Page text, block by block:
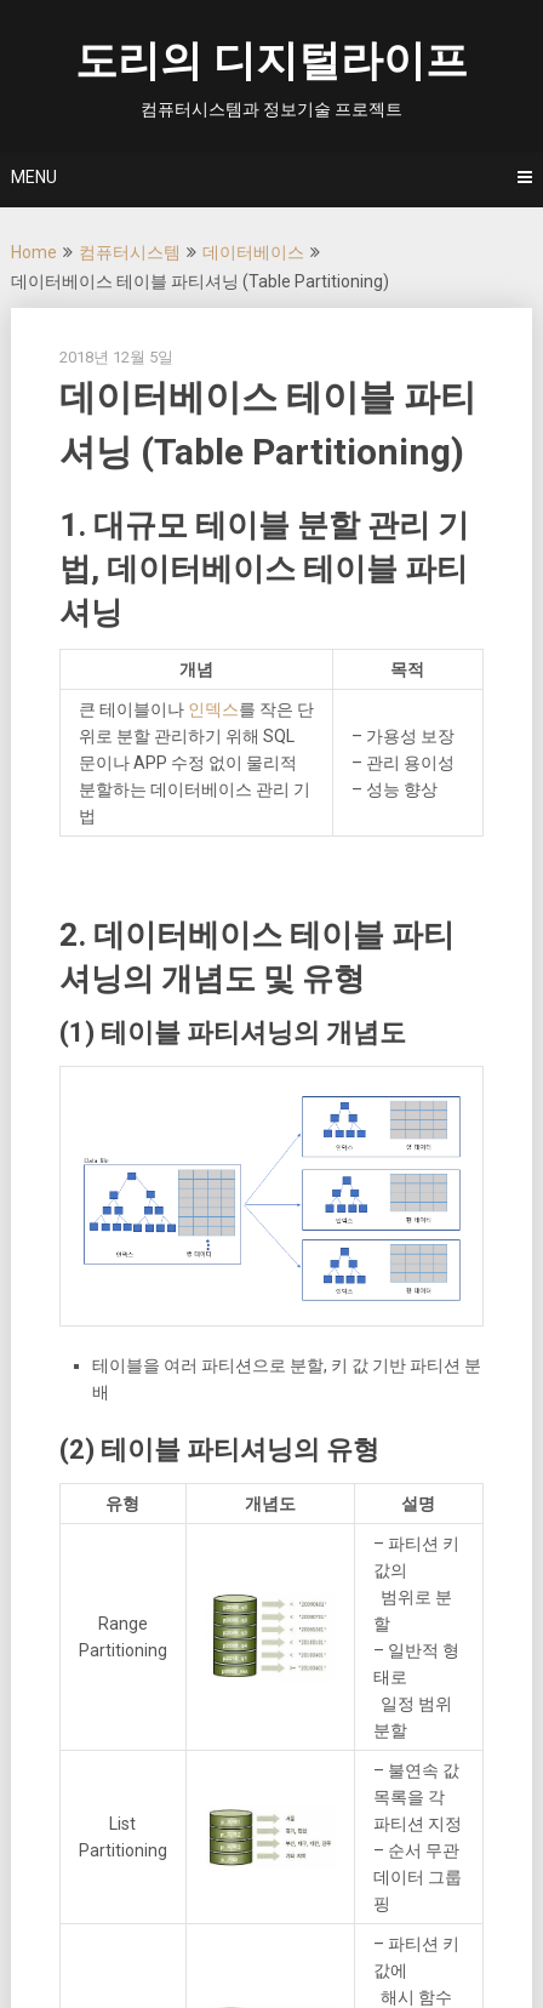
도리의 디지털라이프
컴퓨터시스템과 정보기술 프로젝트
MENU
Home 컴퓨터시스템
데이터베이스
데이터베이스 테이블 파티셔닝 (Table Partitioning)
2018년 12월 5일
데이터베이스 테이블 파티
셔닝 (Table Partitioning)
1. 대규모 테이블 분할 관리 기
법, 데이터베이스 테이블 파티
셔닝
개념 목적
큰 테이블이나 인덱스를 작은 단
위로 분할 관리하기 위해 SQL
문이나 APP 수정 없이 물리적
분할하는 데이터베이스 관리 기
법
– 가용성 보장
– 관리 용이성
– 성능 향상
2. 데이터베이스 테이블 파티
셔닝의 개념도 및 유형
(1) 테이블 파티셔닝의 개념도
테이블을 여러 파티션으로 분할, 키 값 기반 파티션 분
배
(2) 테이블 파티셔닝의 유형
유형 개념도 설명
Range
Partitioning
– 파티션 키
값의
범위로 분
할
– 일반적 형
태로
일정 범위
분할
List
Partitioning
– 불연속 값
목록을 각
파티션 지정
– 순서 무관
데이터 그룹
핑
– 파티션 키
값에
해시 함수